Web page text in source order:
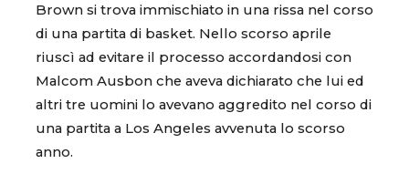
Brown si trova immischiato in una rissa nel corso
di una partita di basket. Nello scorso aprile
riuscì ad evitare il processo accordandosi con
Malcom Ausbon che aveva dichiarato che lui ed
altri tre uomini lo avevano aggredito nel corso di
una partita a Los Angeles avvenuta lo scorso
anno.